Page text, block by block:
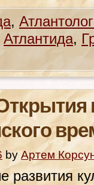
,
Атлантида,
by Артем
развития